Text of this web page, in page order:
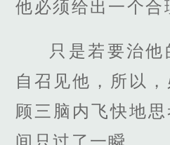
他必须给出一个合
只是若要治
自召见他，所以，
顾三脑内飞快地
间只过了一瞬。